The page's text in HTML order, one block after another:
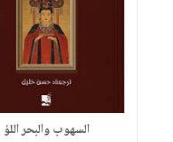
السهوب والبحر اللؤ